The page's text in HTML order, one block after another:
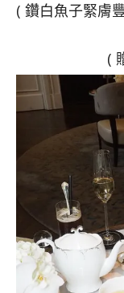
( 鑽白魚子緊膚
(